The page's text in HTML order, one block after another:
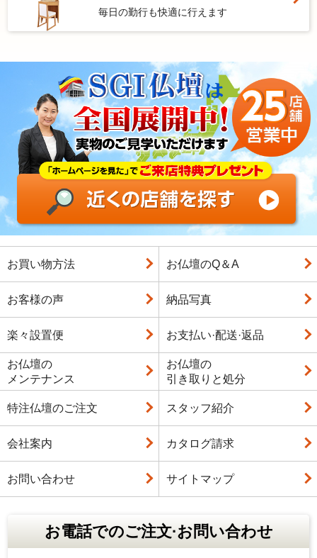
毎日の勤行も快適に行えます
お買い物方法 お仏壇のQ＆A
お客様の声 納品写真
楽々設置便 お支払い·配送·返品
お仏壇の
メンテナンス
お仏壇の
引き取りと処分
特注仏壇のご注文 スタッフ紹介
会社案内 カタログ請求
お問い合わせ サイトマップ
お電話でのご注文·お問い合わせ